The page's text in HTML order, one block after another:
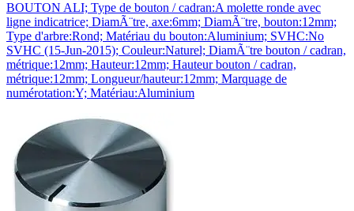
BOUTON ALI; Type de bouton / cadran:A molette ronde avec
ligne indicatrice; DiamÃ¨tre, axe:6mm; DiamÃ¨tre, bouton:12mm;
Type d'arbre:Rond; Matériau du bouton:Aluminium; SVHC:No
SVHC (15-Jun-2015); Couleur:Naturel; DiamÃ¨tre bouton / cadran,
métrique:12mm; Hauteur:12mm; Hauteur bouton / cadran,
métrique:12mm; Longueur/hauteur:12mm; Marquage de
numérotation:Y; Matériau:Aluminium